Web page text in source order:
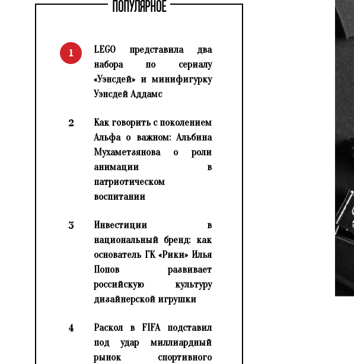
ПОПУЛЯРНОЕ
1
LEGO представила два
набора по сериалу
«Уэнсдей» и минифигурку
Уэнсдей Аддамс
2
Как говорить с поколением
Альфа о важном: Альбина
Мухаметзянова о роли
анимации в
патриотическом
воспитании
3
Инвестиции в
национальный бренд: как
основатель ГК «Рики» Илья
Попов развивает
российскую культуру
дизайнерской игрушки
4
Раскол в FIFA подставил
под удар миллиардный
рынок спортивного